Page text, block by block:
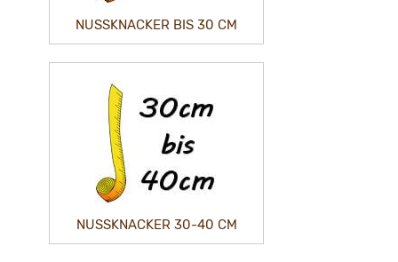
NUSSKNACKER BIS 30 CM
NUSSKNACKER 30-40 CM